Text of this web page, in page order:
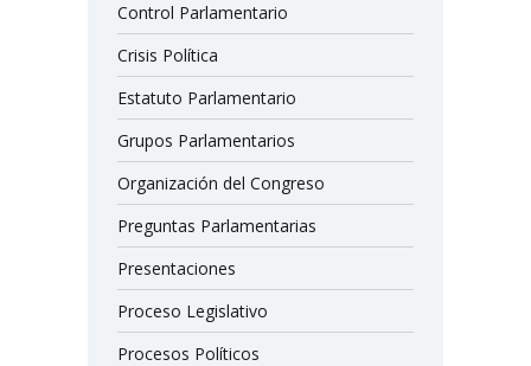
Control Parlamentario
Crisis Política
Estatuto Parlamentario
Grupos Parlamentarios
Organización del Congreso
Preguntas Parlamentarias
Presentaciones
Proceso Legislativo
Procesos Políticos